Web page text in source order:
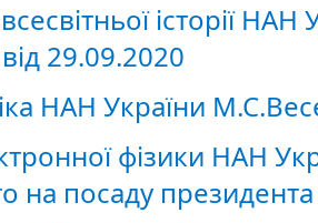
історії
29.09.2020
НАН України
фізики НАН
на посаду